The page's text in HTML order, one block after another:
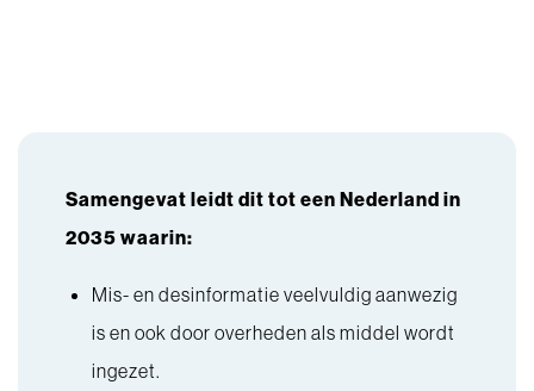
Samengevat leidt dit tot een Nederland in
2035 waarin:
Mis- en desinformatie veelvuldig aanwezig
is en ook door overheden als middel wordt
ingezet.